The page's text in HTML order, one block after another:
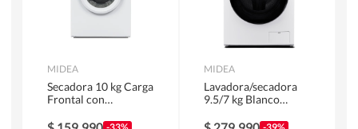
MIDEA
Secadora 10 kg Carga
Frontal con
MD100A100/W2
MIDEA
Lavadora/secadora
9.5/7 kg Blanco